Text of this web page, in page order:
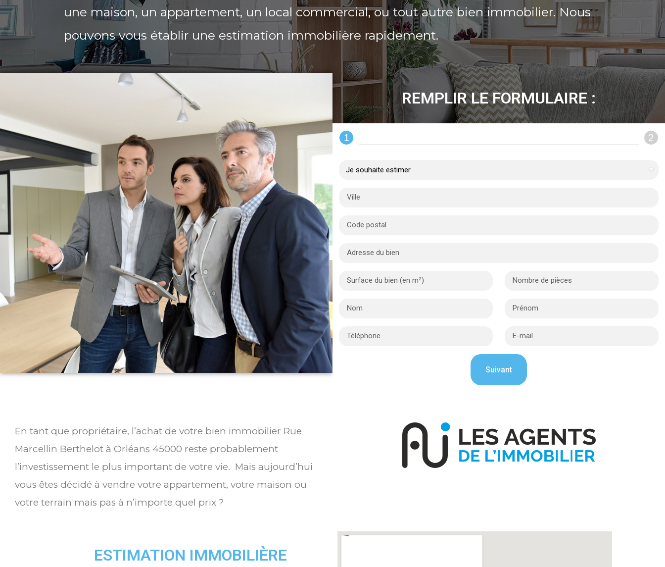
une maison, un appartement, un local commercial, ou tout autre bien immobilier. Nous
pouvons vous établir une estimation immobilière rapidement.
REMPLIR LE FORMULAIRE :
1 2
En tant que propriétaire, l’achat de votre bien immobilier Rue
Marcellin Berthelot à Orléans 45000 reste probablement
l’investissement le plus important de votre vie. Mais aujourd’hui
vous êtes décidé à vendre votre appartement, votre maison ou
votre terrain mais pas à n’importe quel prix ?
ESTIMATION IMMOBILIÈRE